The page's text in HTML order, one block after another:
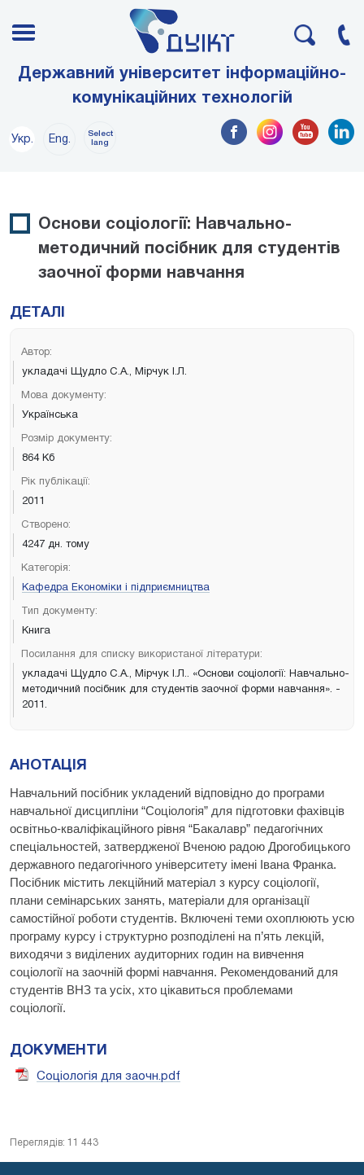
Державний університет інформаційно-
комунікаційних технологій
Укр. Eng.
Select
lang
Основи соціології: Навчально-
методичний посібник для студентів
заочної форми навчання
ДЕТАЛІ
Автор:
укладачі Щудло С.А., Мірчук І.Л.
Мова документу:
Українська
Розмір документу:
864 Кб
Рік публікації:
2011
Створено:
4247 дн. тому
Категорія:
Кафедра Економіки і підприємництва
Тип документу:
Книга
Посилання для списку використаної літератури:
укладачі Щудло С.А., Мірчук І.Л.. «Основи соціології: Навчально-
методичний посібник для студентів заочної форми навчання». -
2011.
АНОТАЦІЯ
Навчальний посібник укладений відповідно до програми
навчальної дисципліни “Соціологія” для підготовки фахівців
освітньо-кваліфікаційного рівня “Бакалавр” педагогічних
спеціальностей, затвердженої Вченою радою Дрогобицького
державного педагогічного університету імені Івана Франка.
Посібник містить лекційний матеріал з курсу соціології,
плани семінарських занять, матеріали для організації
самостійної роботи студентів. Включені теми охоплюють усю
програму курсу і структурно розподілені на п’ять лекцій,
виходячи з виділених аудиторних годин на вивчення
соціології на заочній формі навчання. Рекомендований для
студентів ВНЗ та усіх, хто цікавиться проблемами
соціології.
ДОКУМЕНТИ
Соціологія для заочн.pdf
Переглядів: 11 443